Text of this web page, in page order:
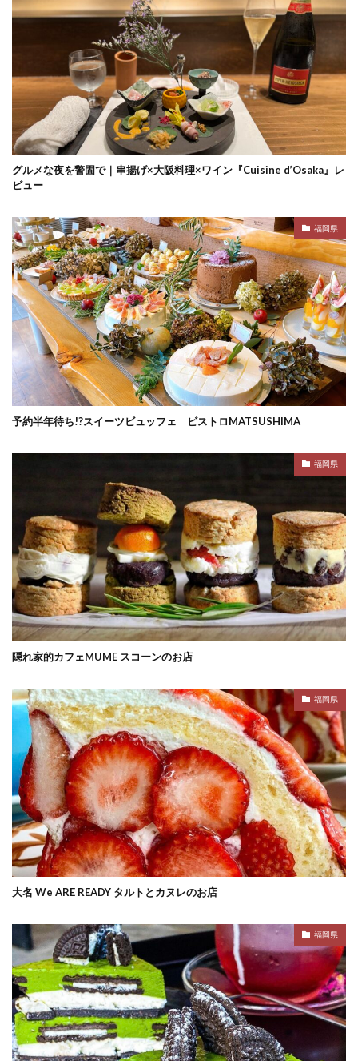
グルメな夜を警固で｜串揚げ×大阪料理×ワイン『Cuisine d’Osaka』レ
ビュー
福岡県
予約半年待ち!?スイーツビュッフェ ビストロMATSUSHIMA
福岡県
隠れ家的カフェMUME スコーンのお店
福岡県
大名 We ARE READY タルトとカヌレのお店
福岡県